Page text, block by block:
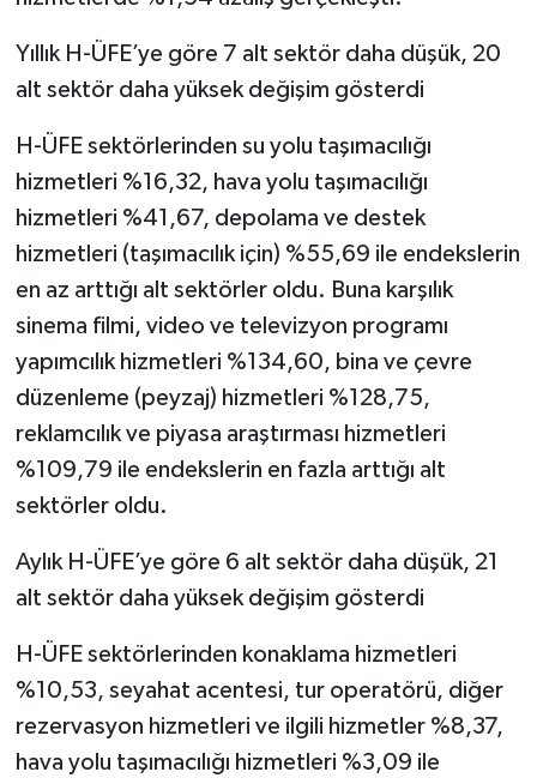
Yıllık H-ÜFE’ye göre 7 alt sektör daha düşük, 20
alt sektör daha yüksek değişim gösterdi
H-ÜFE sektörlerinden su yolu taşımacılığı
hizmetleri %16,32, hava yolu taşımacılığı
hizmetleri %41,67, depolama ve destek
hizmetleri (taşımacılık için) %55,69 ile endekslerin
en az arttığı alt sektörler oldu. Buna karşılık
sinema filmi, video ve televizyon programı
yapımcılık hizmetleri %134,60, bina ve çevre
düzenleme (peyzaj) hizmetleri %128,75,
reklamcılık ve piyasa araştırması hizmetleri
%109,79 ile endekslerin en fazla arttığı alt
sektörler oldu.
Aylık H-ÜFE’ye göre 6 alt sektör daha düşük, 21
alt sektör daha yüksek değişim gösterdi
H-ÜFE sektörlerinden konaklama hizmetleri
%10,53, seyahat acentesi, tur operatörü, diğer
rezervasyon hizmetleri ve ilgili hizmetler %8,37,
hava yolu taşımacılığı hizmetleri %3,09 ile